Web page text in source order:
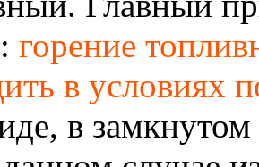
горение
в условиях
в замкнутом